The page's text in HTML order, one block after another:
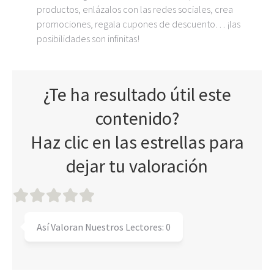
productos, enlázalos con las redes sociales, crea
promociones, regala cupones de descuento… ¡las
posibilidades son infinitas!
¿Te ha resultado útil este
contenido?
Haz clic en las estrellas para
dejar tu valoración
Así Valoran Nuestros Lectores: 0